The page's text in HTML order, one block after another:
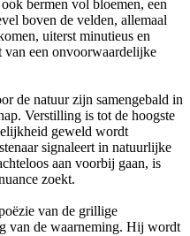
bermen vol bloemen, een
boven de velden, allemaal
uiterst minutieus en
een onvoorwaardelijke
de natuur zijn samengebald in
Verstilling is tot de hoogste
geweld wordt
signaleert in natuurlijke
aan voorbij gaan, is
zoekt.
van de grillige
van de waarneming. Hij wordt